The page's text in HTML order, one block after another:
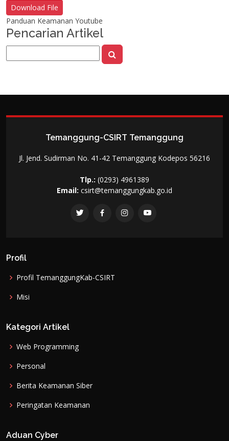
Download File
Panduan Keamanan Youtube
Pencarian Artikel
Temanggung-CSIRT Temanggung
Jl. Jend. Sudirman No. 41-42 Temanggung Kodepos 56216
Tlp.: (0293) 4961389
Email: csirt@temanggungkab.go.id
Profil
Profil TemanggungKab-CSIRT
Misi
Kategori Artikel
Web Programming
Personal
Berita Keamanan Siber
Peringatan Keamanan
Aduan Cyber